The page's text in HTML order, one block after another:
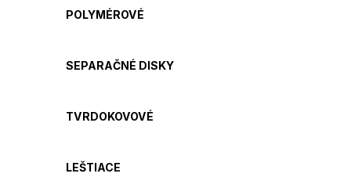
POLYMÉROVÉ
SEPARAČNÉ DISKY
TVRDOKOVOVÉ
LEŠTIACE